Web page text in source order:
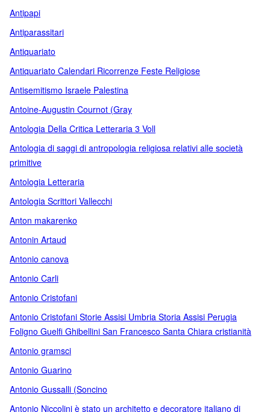
Antipapi
Antiparassitari
Antiquariato
Antiquariato Calendari Ricorrenze Feste Religiose
Antisemitismo Israele Palestina
Antoine-Augustin Cournot (Gray
Antologia Della Critica Letteraria 3 Voll
Antologia di saggi di antropologia religiosa relativi alle società
primitive
Antologia Letteraria
Antologia Scrittori Vallecchi
Anton makarenko
Antonin Artaud
Antonio canova
Antonio Carli
Antonio Cristofani
Antonio Cristofani Storie Assisi Umbria Storia Assisi Perugia
Foligno Guelfi Ghibellini San Francesco Santa Chiara cristianità
Antonio gramsci
Antonio Guarino
Antonio Gussalli (Soncino
Antonio Niccolini è stato un architetto e decoratore italiano di